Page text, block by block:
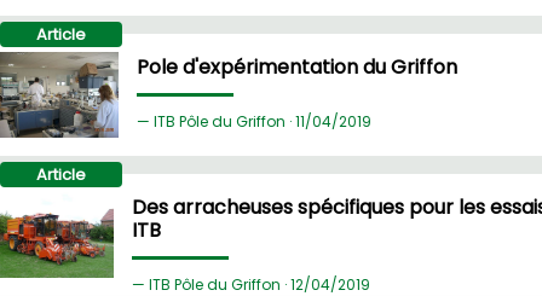
Article
Pole d'expérimentation du Griffon
ITB Pôle du Griffon ·11/04/2019
Article
Des arracheuses spécifiques pour les
ITB
ITB Pôle du Griffon ·12/04/2019